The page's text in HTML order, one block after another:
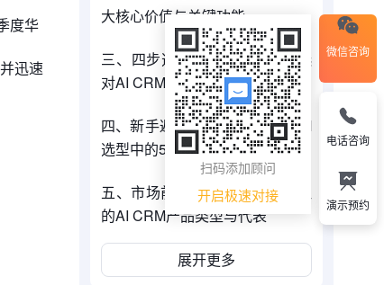
度华
迅速
大核心价值与关键功能
三、四步选型法：手把手教你选
对AI CRM系统
四、新手避坑指南：警惕AI CRM
选型中的5大陷阱
五、市场前瞻：2026年值得关注
的AI CRM产品类型与代表
展开更多
微信咨询
扫码添加顾问
开启极速对接
电话咨询
演示预约